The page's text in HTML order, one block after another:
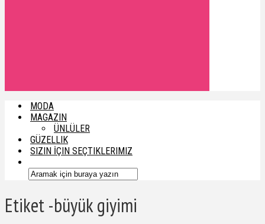
MODA
MAGAZIN
ÜNLÜLER
GÜZELLIK
SIZIN İÇIN SEÇTIKLERIMIZ
Etiket -büyük giyimi